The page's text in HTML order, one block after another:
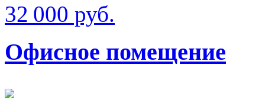
32 000 руб.
Офисное помещение